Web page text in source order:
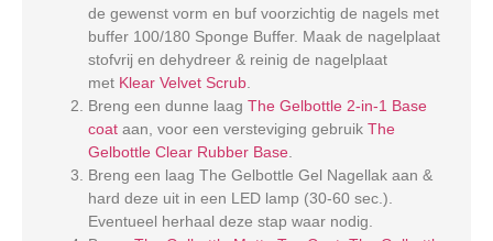
de gewenst vorm en buf voorzichtig de nagels met
buffer 100/180 Sponge Buffer. Maak de nagelplaat
stofvrij en dehydreer & reinig de nagelplaat
met Klear Velvet Scrub
Breng een dunne laag The Gelbottle 2-in-1 Base
coat aan, voor een versteviging gebruik The
Gelbottle Clear Rubber Base
Breng een laag The Gelbottle Gel Nagellak aan &
hard deze uit in een LED lamp (30-60 sec.).
Eventueel herhaal deze stap waar nodig.